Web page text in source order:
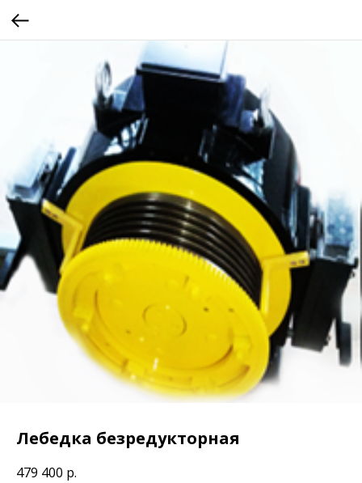
Лебедка безредукторная
479 400 р.